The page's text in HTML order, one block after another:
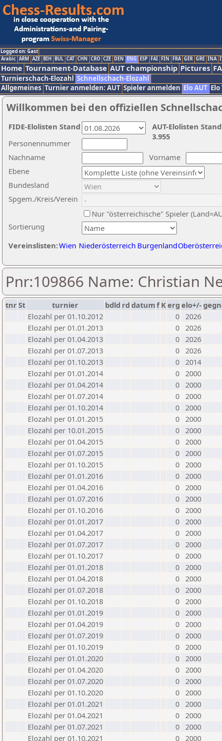
Logged on: Gast
Arabic ARM AZE BIH BUL CAT CHN CRO CZE DEN ENG ESP FAI FIN FRA GER GRE INA
Home Tournament-Database AUT championship Pictures
Turnierschach-Elozahl Schnellschach-Elozahl
Allgemeines Turnier anmelden: AUT Spieler anmelden Elo AUT
Willkommen bei den offiziellen
Nachname
Vorname
Ebene
Sortierung
Personennummer
Bundesland
Spgem./Kreis/Verein
Nur "österreichische" Spieler
Vereinslisten:Wien Niederösterreich Burgenland
AUT-Elolisten
3.955
FIDE-Elolisten Stand
Pnr:109866 Name: Christian
tnrSt turnier bdld rd datumf Kerg elo+/-
Elozahl per 01.10.2012
0 2026
Elozahl per 01.01.2013
0 2026
Elozahl per 01.04.2013
0 2026
Elozahl per 01.07.2013
0 2026
Elozahl per 01.10.2013
0 2014
Elozahl per 01.01.2014
0 2000
Elozahl per 01.04.2014
0 2000
Elozahl per 01.07.2014
0 2000
Elozahl per 01.10.2014
0 2000
Elozahl per 01.01.2015
0 2000
Elozahl per 10.01.2015
0 2000
Elozahl per 01.04.2015
0 2000
Elozahl per 01.07.2015
0 2000
Elozahl per 01.10.2015
0 2000
Elozahl per 01.01.2016
0 2000
Elozahl per 01.04.2016
0 2000
Elozahl per 01.07.2016
0 2000
Elozahl per 01.10.2016
0 2000
Elozahl per 01.01.2017
0 2000
Elozahl per 01.04.2017
0 2000
Elozahl per 01.07.2017
0 2000
Elozahl per 01.10.2017
0 2000
Elozahl per 01.01.2018
0 2000
Elozahl per 01.04.2018
0 2000
Elozahl per 01.07.2018
0 2000
Elozahl per 01.10.2018
0 2000
Elozahl per 01.01.2019
0 2000
Elozahl per 01.04.2019
0 2000
Elozahl per 01.07.2019
0 2000
Elozahl per 01.10.2019
0 2000
Elozahl per 01.01.2020
0 2000
Elozahl per 01.04.2020
0 2000
Elozahl per 01.07.2020
0 2000
Elozahl per 01.10.2020
0 2000
Elozahl per 01.01.2021
0 2000
Elozahl per 01.04.2021
0 2000
Elozahl per 01.07.2021
0 2000
Elozahl per 01.10.2021
0 2000